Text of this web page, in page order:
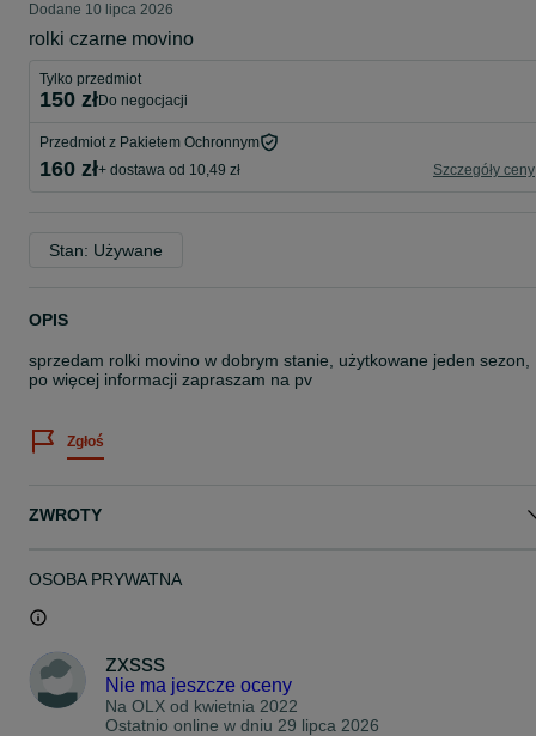
Dodane 10 lipca 2026
rolki czarne movino
Tylko przedmiot
150 zł do negocjacji
Przedmiot z Pakietem Ochronnym
160 zł+ dostawa od 10,49 zł Szczegóły ceny
Stan: Używane
OPIS
sprzedam rolki movino w dobrym stanie, użytkowane jeden sezon,
po więcej informacji zapraszam na pv
Zgłoś
ZWROTY
OSOBA PRYWATNA
zxsss
Nie ma jeszcze oceny
Na OLX od kwietnia 2022
Ostatnio online w dniu 29 lipca 2026